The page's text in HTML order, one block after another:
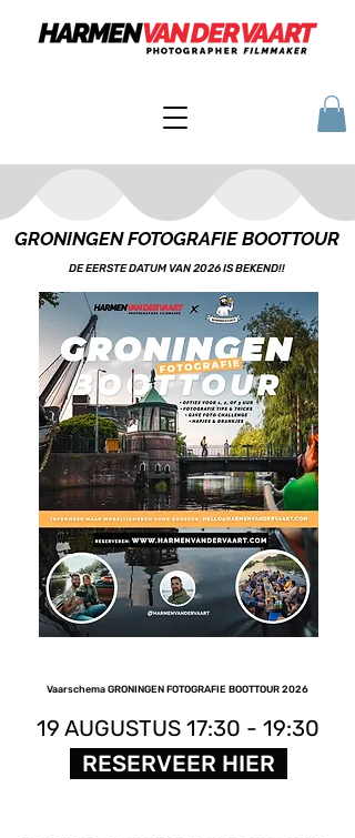
GRONINGEN FOTOGRAFIE BOOTTOUR
DE EERSTE DATUM VAN 2026 IS BEKEND!!
Vaarschema GRONINGEN FOTOGRAFIE BOOTTOUR 2026
19 AUGUSTUS 17:30 - 19:30
RESERVEER HIER